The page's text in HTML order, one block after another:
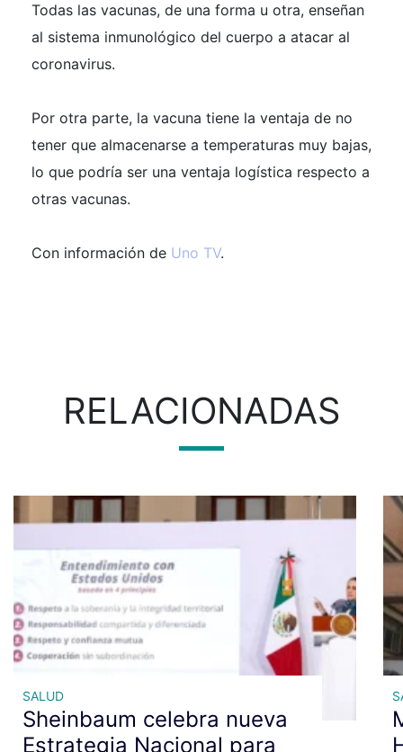
Todas las vacunas, de una forma u otra, enseñan
al sistema inmunológico del cuerpo a atacar al
coronavirus.
Por otra parte, la vacuna tiene la ventaja de no
tener que almacenarse a temperaturas muy bajas,
lo que podría ser una ventaja logística respecto a
otras vacunas.
Con información de Uno TV.
RELACIONADAS
SALUD
Sheinbaum celebra nueva
Estrategia Nacional para